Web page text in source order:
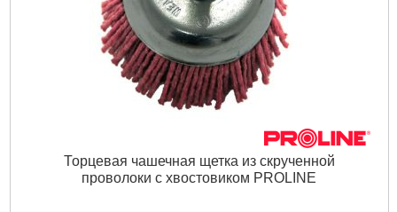
Торцевая чашечная щетка из скрученной
проволоки с хвостовиком PROLINE